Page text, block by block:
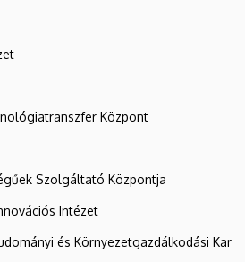
Központ
Szolgáltató Központja
Intézet
és Környezetgazdálkodási Kar